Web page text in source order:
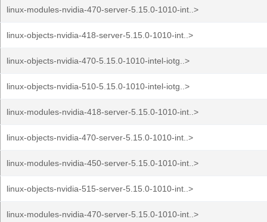
linux-modules-nvidia-470-server-5.15.0-1010-int..>
linux-objects-nvidia-418-server-5.15.0-1010-int..>
linux-objects-nvidia-470-5.15.0-1010-intel-iotg..>
linux-objects-nvidia-510-5.15.0-1010-intel-iotg..>
linux-modules-nvidia-418-server-5.15.0-1010-int..>
linux-objects-nvidia-470-server-5.15.0-1010-int..>
linux-modules-nvidia-450-server-5.15.0-1010-int..>
linux-objects-nvidia-515-server-5.15.0-1010-int..>
linux-modules-nvidia-470-server-5.15.0-1010-int..>